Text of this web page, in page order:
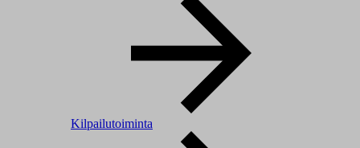
Kilpailutoiminta